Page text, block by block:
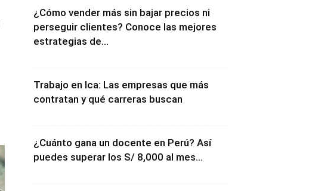
¿Cómo vender más sin bajar precios ni
perseguir clientes? Conoce las mejores
estrategias de...
Trabajo en Ica: Las empresas que más
contratan y qué carreras buscan
¿Cuánto gana un docente en Perú? Así
puedes superar los S/ 8,000 al mes...